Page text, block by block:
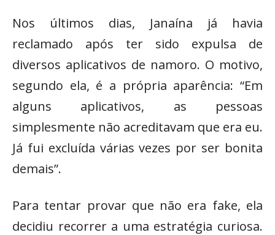
Nos últimos dias, Janaína já havia
reclamado após ter sido expulsa de
diversos aplicativos de namoro. O motivo,
segundo ela, é a própria aparência: “Em
alguns aplicativos, as pessoas
simplesmente não acreditavam que era eu.
Já fui excluída várias vezes por ser bonita
demais”.
Para tentar provar que não era fake, ela
decidiu recorrer a uma estratégia curiosa.